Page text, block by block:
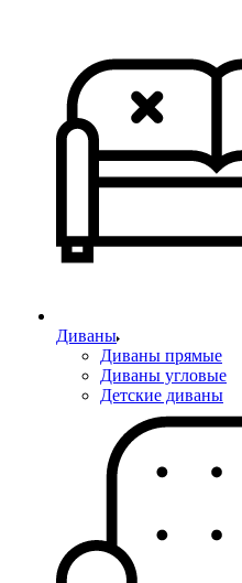
Диваны
Диваны прямые
Диваны угловые
Детские диваны